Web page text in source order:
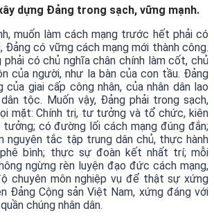
dựng Đảng trong sạch, vững mạnh.
muốn làm cách mạng trước hết phải có
Đảng có vững cách mạng mới thành công.
phải có chủ nghĩa chân chính làm cốt, chủ
của người, như la bàn của con tầu. Đảng
của giai cấp công nhân, của nhân dân lao
tộc. Muốn vậy, Đảng phải trong sạch,
mặt: Chính trị, tư tưởng và tổ chức, kiên
có đường lối cách mạng đúng đắn;
nguyên tắc tập trung dân chủ, thực hành
bình; thực sự đoàn kết nhất trí; mỗi
ngừng rèn luyện đạo đức cách mạng,
chuyên môn nghiệp vụ để thật sự xứng
Đảng Cộng sản Việt Nam, xứng đáng với
chúng nhân dân.